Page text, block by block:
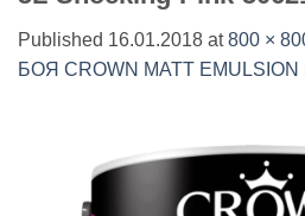
Published 16.01.2018 at800 ×
БОЯ CROWN MATT EMULSION